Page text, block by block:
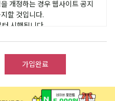
: 서비스를 제공받기 위하여
하는 계약
스 개통 후 이용계약을 해약
동의 철회 시, 탈퇴시까지
스텔&눈부신일상 스튜디오
: 스튜디오 상품/서비스 소개
벤트 정보 안내 및 광고성 정보
편번호, 주소, 휴대폰번호, 출
보 제공일로부터 1년(고객동의
개정하는 경우 웹사이트 공지
할 것입니다.
시행됩니다.
는) 개인정보를 다음의 목적을
는 다음의 목적이외의 용도로는
가입완료